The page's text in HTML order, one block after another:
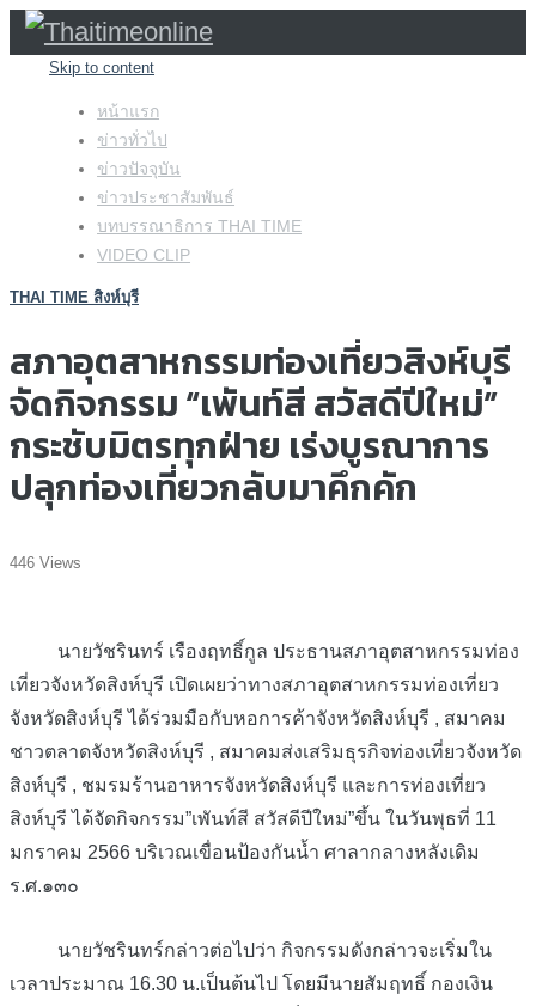
Skip to content
หน้าแรก
ข่าวทั่วไป
ข่าวปัจจุบัน
ข่าวประชาสัมพันธ์
บทบรรณาธิการ THAI TIME
VIDEO CLIP
THAI TIME สิงห์บุรี
สภาอุตสาหกรรมท่องเที่ยวสิงห์บุรี
จัดกิจกรรม “เพันท์สี สวัสดีปีใหม่”
กระชับมิตรทุกฝ่าย เร่งบูรณาการ
ปลุกท่องเที่ยวกลับมาคึกคัก
446 Views
นายวัชรินทร์ เรืองฤทธิ์กูล ประธานสภาอุตสาหกรรมท่อง
เที่ยวจังหวัดสิงห์บุรี เปิดเผยว่าทางสภาอุตสาหกรรมท่องเที่ยว
จังหวัดสิงห์บุรี ได้ร่วมมือกับหอการค้าจังหวัดสิงห์บุรี , สมาคม
ชาวตลาดจังหวัดสิงห์บุรี , สมาคมส่งเสริมธุรกิจท่องเที่ยวจังหวัด
สิงห์บุรี , ชมรมร้านอาหารจังหวัดสิงห์บุรี และการท่องเที่ยว
สิงห์บุรี ได้จัดกิจกรรม”เพันท์สี สวัสดีปีใหม่”ขึ้น ในวันพุธที่ 11
มกราคม 2566 บริเวณเขื่อนป้องกันน้ำ ศาลากลางหลังเดิม
ร.ศ.๑๓๐
นายวัชรินทร์กล่าวต่อไปว่า กิจกรรมดังกล่าวจะเริ่มใน
เวลาประมาณ 16.30 น.เป็นต้นไป โดยมีนายสัมฤทธิ์ กองเงิน